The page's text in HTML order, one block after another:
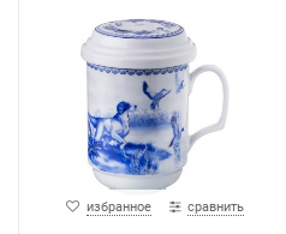
избранное сравнить